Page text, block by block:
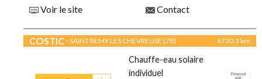
Voir le site Contact
COSTIC - SAINT REMY LES CHEVREUSE (78) 6730.3 km
Chauffe-eau solaire
individuel